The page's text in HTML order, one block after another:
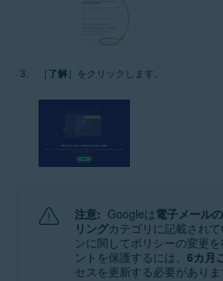
［ 了解］をクリックします。
注意: Googleは電子メール
リングカテゴリに記載され
ンに関してポリシーの変更
ントを保護するには、 6カ月
セスを更新する必要がありま